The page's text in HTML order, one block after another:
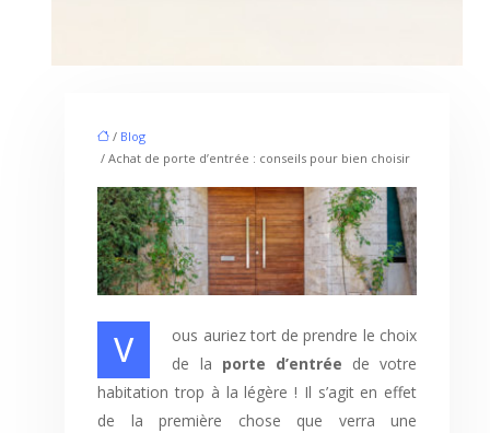
/ Blog
/ Achat de porte d’entrée : conseils pour bien choisir
Vous auriez tort de prendre le choix de la porte d’entrée de votre
habitation trop à la légère ! Il s’agit en effet
de la première chose que verra une